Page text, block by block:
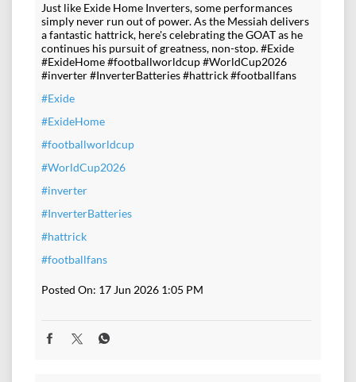
Just like Exide Home Inverters, some performances
simply never run out of power. As the Messiah delivers
a fantastic hattrick, here's celebrating the GOAT as he
continues his pursuit of greatness, non-stop. #Exide
#ExideHome #footballworldcup #WorldCup2026
#inverter #InverterBatteries #hattrick #footballfans
#Exide
#ExideHome
#footballworldcup
#WorldCup2026
#inverter
#InverterBatteries
#hattrick
#footballfans
Posted On: 17 Jun 2026 1:05 PM